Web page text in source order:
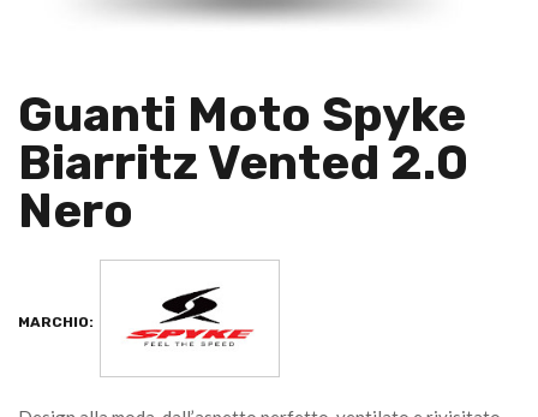
Guanti Moto Spyke
Biarritz Vented 2.0
Nero
MARCHIO: